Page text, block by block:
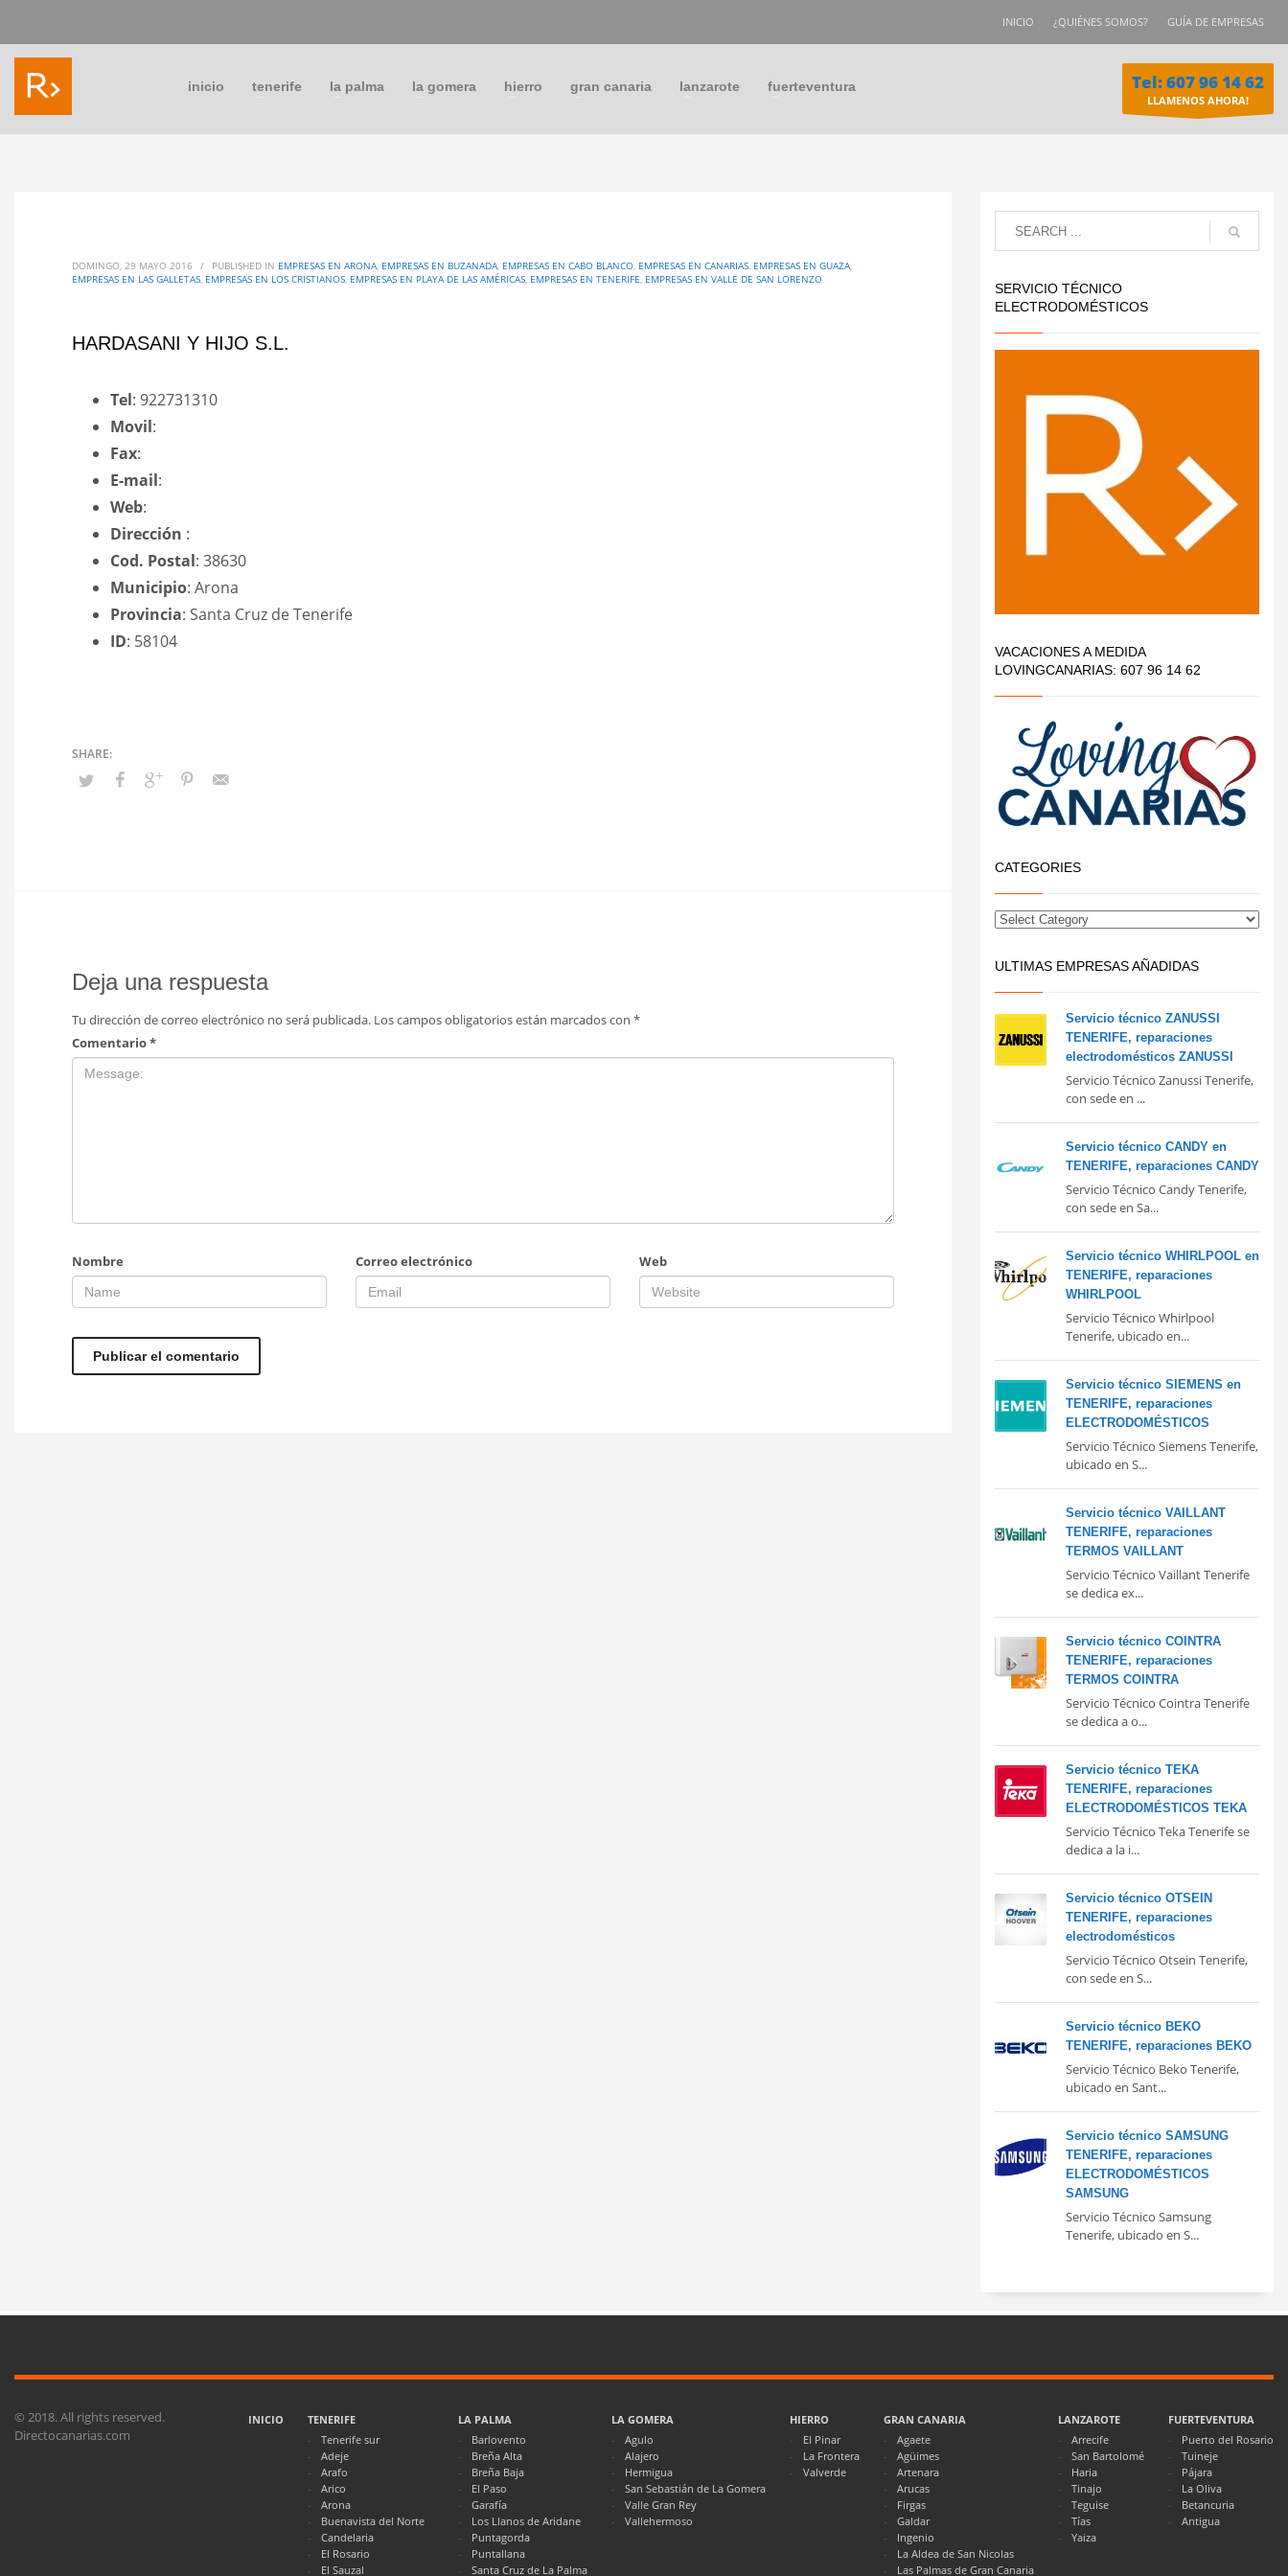
INICIO ¿QUIÉNES SOMOS? GUÍA DE EMPRESAS
inicio tenerife la palma la gomera hierro gran canaria lanzarote fuerteventura Tel: 607 96 14 62
LLAMENOS AHORA!
DOMINGO, 29 MAYO 2016 / PUBLISHED IN EMPRESAS EN ARONA, EMPRESAS EN BUZANADA, EMPRESAS EN CABO BLANCO, EMPRESAS EN CANARIAS, EMPRESAS EN GUAZA,
EMPRESAS EN LAS GALLETAS, EMPRESAS EN LOS CRISTIANOS, EMPRESAS EN PLAYA DE LAS AMÉRICAS, EMPRESAS EN TENERIFE, EMPRESAS EN VALLE DE SAN LORENZO
HARDASANI Y HIJO S.L.
Tel: 922731310
Movil:
Fax:
E-mail:
Web:
Dirección :
Cod. Postal: 38630
Municipio: Arona
Provincia: Santa Cruz de Tenerife
ID: 58104
Deja una respuesta
Tu dirección de correo electrónico no será publicada. Los campos obligatorios están marcados con *
Comentario*
Nombre Correo electrónico Web
SERVICIO TÉCNICO
ELECTRODOMÉSTICOS
VACACIONES A MEDIDA
LOVINGCANARIAS: 607 96 14 62
CATEGORIES
ULTIMAS EMPRESAS AÑADIDAS
Servicio técnico ZANUSSI
TENERIFE, reparaciones
electrodomésticos ZANUSSI
Servicio Técnico Zanussi Tenerife,
con sede en ...
Servicio técnico CANDY en
TENERIFE, reparaciones CANDY
Servicio Técnico Candy Tenerife,
con sede en Sa...
Servicio técnico WHIRLPOOL en
TENERIFE, reparaciones
WHIRLPOOL
Servicio Técnico Whirlpool
Tenerife, ubicado en...
Servicio técnico SIEMENS en
TENERIFE, reparaciones
ELECTRODOMÉSTICOS
Servicio Técnico Siemens Tenerife,
ubicado en S...
Servicio técnico VAILLANT
TENERIFE, reparaciones
TERMOS VAILLANT
Servicio Técnico Vaillant Tenerife
se dedica ex...
Servicio técnico COINTRA
TENERIFE, reparaciones
TERMOS COINTRA
Servicio Técnico Cointra Tenerife
se dedica a o...
Servicio técnico TEKA
TENERIFE, reparaciones
ELECTRODOMÉSTICOS TEKA
Servicio Técnico Teka Tenerife se
dedica a la i...
Servicio técnico OTSEIN
TENERIFE, reparaciones
electrodomésticos
Servicio Técnico Otsein Tenerife,
con sede en S...
Servicio técnico BEKO
TENERIFE, reparaciones BEKO
Servicio Técnico Beko Tenerife,
ubicado en Sant...
Servicio técnico SAMSUNG
TENERIFE, reparaciones
ELECTRODOMÉSTICOS
SAMSUNG
Servicio Técnico Samsung
Tenerife, ubicado en S...
INICIO
TENERIFE
Tenerife sur
Adeje
Arafo
Arico
Arona
Buenavista del Norte
Candelaria
El Rosario
El Sauzal
LA PALMA
Barlovento
Breña Alta
Breña Baja
El Paso
Garafía
Los Llanos de Aridane
Puntagorda
Puntallana
Santa Cruz de La Palma
LA GOMERA
Agulo
Alajero
Hermigua
San Sebastián de La Gomera
Valle Gran Rey
Vallehermoso
HIERRO
El Pinar
La Frontera
Valverde
GRAN CANARIA
Agaete
Agüimes
Artenara
Arucas
Firgas
Galdar
Ingenio
La Aldea de San Nicolas
Las Palmas de Gran Canaria
LANZAROTE
Arrecife
San Bartolomé
Haria
Tinajo
Teguise
Tías
Yaiza
FUERTEVENTURA
Puerto del Rosario
Tuineje
Pájara
La Oliva
Betancuria
Antigua
© 2018. All rights reserved.
Directocanarias.com